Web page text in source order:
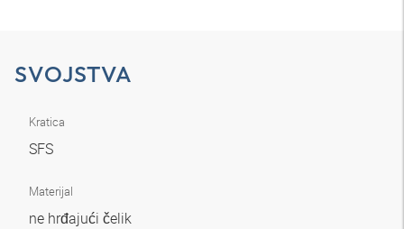
SVOJSTVA
Kratica
SFS
Materijal
ne hrđajući čelik